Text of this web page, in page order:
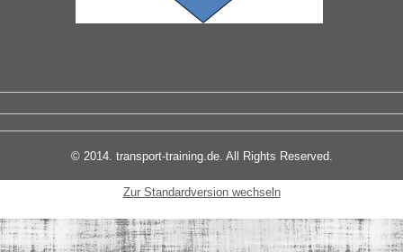
© 2014. transport-training.de. All Rights Reserved.
Zur Standardversion wechseln